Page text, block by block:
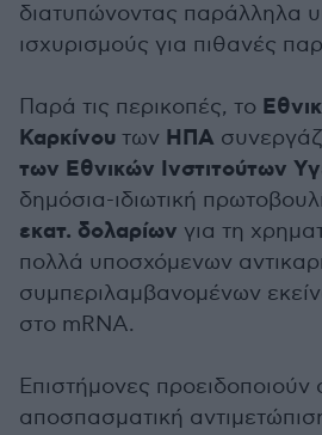
διατυπώνοντας παράλληλα
ισχυρισμούς για πιθανές
Παρά τις περικοπές, το
Καρκίνου των ΗΠΑ
των Εθνικών Ινστιτούτων
δημόσια-ιδιωτική
εκατ. δολαρίων για τη
πολλά υποσχόμενων
συμπεριλαμβανομένων
στο mRNA.
Επιστήμονες προειδοποιούν
αποσπασματική